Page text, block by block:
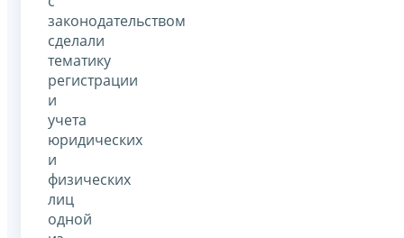
законодательством
сделали
тематику
регистрации
и
учета
юридических
и
физических
лиц
одной